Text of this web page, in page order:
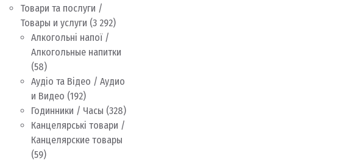
Товари та послуги /
Товары и услуги (3 292)
Алкогольні напої /
Алкогольные напитки
(58)
Аудіо та Відео / Аудио
и Видео (192)
Годинники / Часы (328)
Канцелярські товари /
Канцелярские товары
(59)